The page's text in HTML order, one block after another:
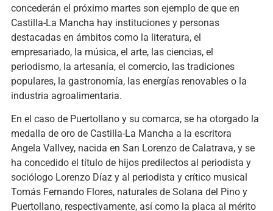
concederán el próximo martes son ejemplo de que en
Castilla-La Mancha hay instituciones y personas
destacadas en ámbitos como la literatura, el
empresariado, la música, el arte, las ciencias, el
periodismo, la artesanía, el comercio, las tradiciones
populares, la gastronomía, las energías renovables o la
industria agroalimentaria.
En el caso de Puertollano y su comarca, se ha otorgado la
medalla de oro de Castilla-La Mancha a la escritora
Angela Vallvey, nacida en San Lorenzo de Calatrava, y se
ha concedido el título de hijos predilectos al periodista y
sociólogo Lorenzo Díaz y al periodista y crítico musical
Tomás Fernando Flores, naturales de Solana del Pino y
Puertollano, respectivamente, así como la placa al mérito